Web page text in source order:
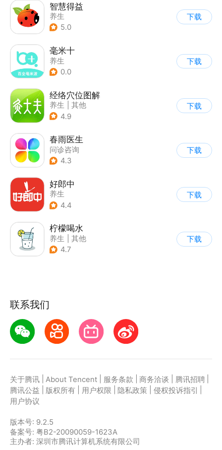
智慧得益
养生
5.0
下载
毫米十
养生
0.0
下载
经络穴位图解
养生
其他
4.9
下载
春雨医生
问诊咨询
4.3
下载
好郎中
养生
4.4
下载
柠檬喝水
养生
其他
4.7
下载
联系我们
关于腾讯 About Tencent 服务条款 商务洽谈 腾讯招聘
腾讯公益
版权所有 用户权限 隐私政策 侵权投诉指引
用户协议
版本号: 9.2.5
备案号: 粤B2-20090059-1623A
主办者: 深圳市腾讯计算机系统有限公司